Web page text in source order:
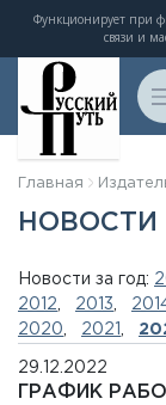
Функционирует при
связи и
Главная
НОВОСТИ
Новости за год:
2012
2013
2020
2021
29.12.2022
ГРАФИК